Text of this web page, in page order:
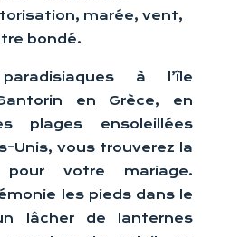
marée, vent,
bondé.
à l’île
en Grèce, en
plages ensoleillées
Unis, vous trouverez la
votre mariage.
les pieds dans le
lâcher de lanternes